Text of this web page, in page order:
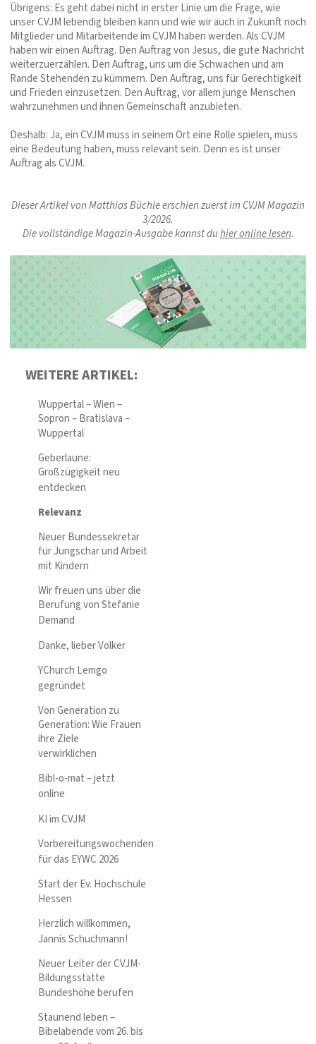
Übrigens: Es geht dabei nicht in erster Linie um die Frage, wie
unser CVJM lebendig bleiben kann und wie wir auch in Zukunft noch
Mitglieder und Mitarbeitende im CVJM haben werden. Als CVJM
haben wir einen Auftrag. Den Auftrag von Jesus, die gute Nachricht
weiterzuerzählen. Den Auftrag, uns um die Schwachen und am
Rande Stehenden zu kümmern. Den Auftrag, uns für Gerechtigkeit
und Frieden einzusetzen. Den Auftrag, vor allem junge Menschen
wahrzunehmen und ihnen Gemeinschaft anzubieten.
Deshalb: Ja, ein CVJM muss in seinem Ort eine Rolle spielen, muss
eine Bedeutung haben, muss relevant sein. Denn es ist unser
Auftrag als CVJM.
Dieser Artikel von Matthias Büchle erschien zuerst im CVJM Magazin
3/2026.
Die vollständige Magazin-Ausgabe kannst duhier online lesen.
WEITERE ARTIKEL:
Wuppertal – Wien –
Sopron – Bratislava –
Wuppertal
Geberlaune:
Großzügigkeit neu
entdecken
Relevanz
Neuer Bundessekretär
für Jungschar und Arbeit
mit Kindern
Wir freuen uns über die
Berufung von Stefanie
Demand
Danke, lieber Volker
YChurch Lemgo
gegründet
Von Generation zu
Generation: Wie Frauen
ihre Ziele
verwirklichen
Bibl-o-mat – jetzt
online
KI im CVJM
Vorbereitungswochenden
für das EYWC 2026
Start der Ev. Hochschule
Hessen
Herzlich willkommen,
Jannis Schuchmann!
Neuer Leiter der CVJM-
Bildungsstätte
Bundeshöhe berufen
Staunend leben –
Bibelabende vom 26. bis